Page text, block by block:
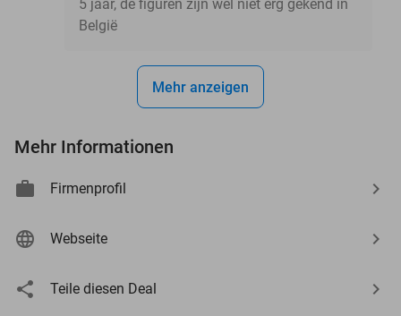
5 jaar, de figuren zijn wel niet erg gekend in
België
Mehr anzeigen
Mehr Informationen
Firmenprofil
Webseite
Teile diesen Deal